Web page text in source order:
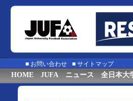
■ お問い合わせ ■ サイトマップ
HOME JUFA ニュース 全日本大